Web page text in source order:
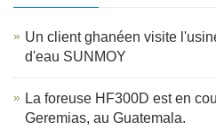
Un client ghanéen visite
d'eau SUNMOY
La foreuse HF300D est en
Geremias, au Guatemala.